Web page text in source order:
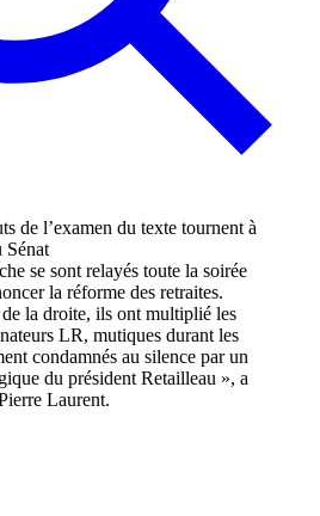
se sont relayés toute la soirée
la réforme des retraites.
la droite, ils ont multiplié les
LR, mutiques durant les
condamnés au silence par un
du président Retailleau », a
Laurent.